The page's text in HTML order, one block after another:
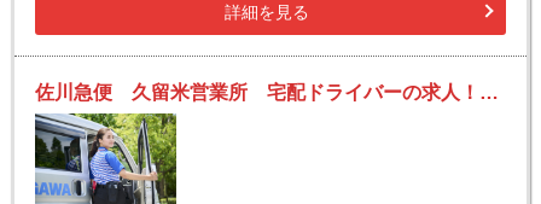
詳細を見る
佐川急便 久留米営業所 宅配ドライバーの求人！未経験歓迎！先輩たちがサポートします♪